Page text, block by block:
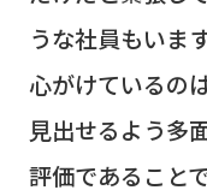
うな社員もいま
心がけているの
見出せるよう多
評価であることで